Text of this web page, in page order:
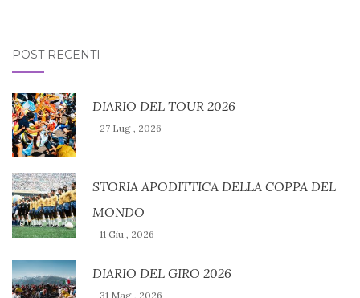
POST RECENTI
DIARIO DEL TOUR 2026
- 27 Lug , 2026
STORIA APODITTICA DELLA COPPA DEL
MONDO
- 11 Giu , 2026
DIARIO DEL GIRO 2026
- 31 Mag , 2026